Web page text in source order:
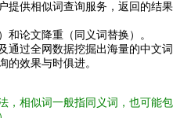
提供相似词查询服务，返回的结果
和论文降重（同义词替换）。
通过全网数据挖掘出海量的中文词
的效果与时俱进。
，相似词一般指同义词，也可能包